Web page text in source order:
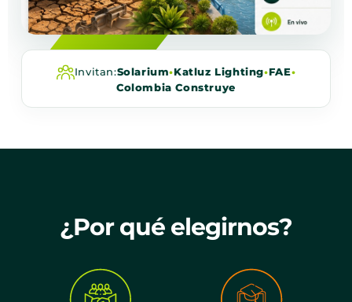
Invitan:Solarium•Katluz Lighting•FAE•
Colombia Construye
¿Por qué elegirnos?